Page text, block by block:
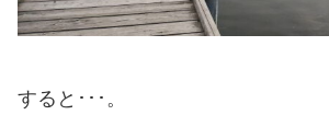
すると･･･。